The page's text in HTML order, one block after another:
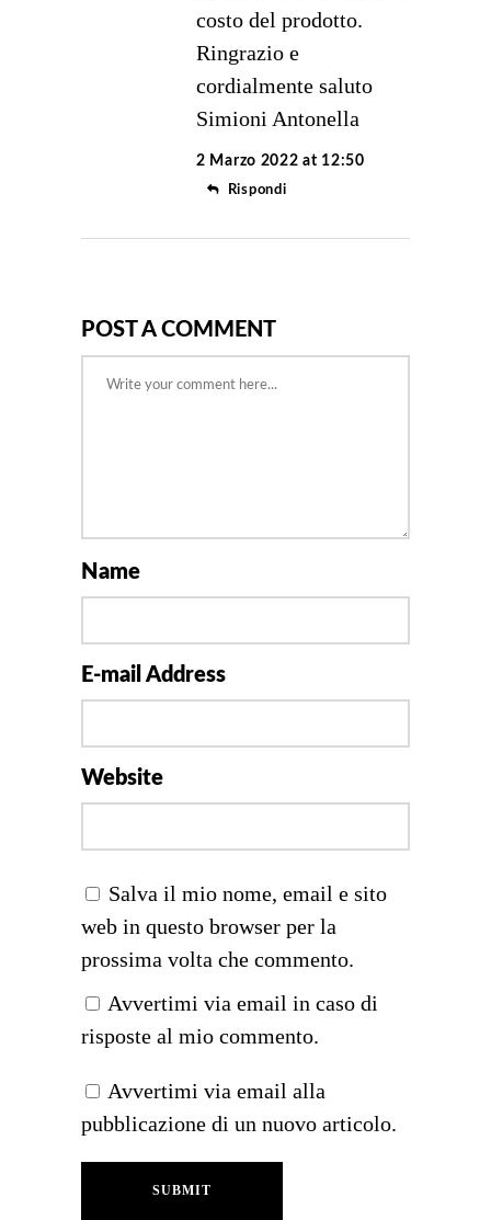
costo del prodotto.
Ringrazio e
cordialmente saluto
Simioni Antonella
2 Marzo 2022 at 12:50
Rispondi
POST A COMMENT
Name
E-mail Address
Website
Salva il mio nome, email e sito
web in questo browser per la
prossima volta che commento.
Avvertimi via email in caso di
risposte al mio commento.
Avvertimi via email alla
pubblicazione di un nuovo articolo.
SUBMIT